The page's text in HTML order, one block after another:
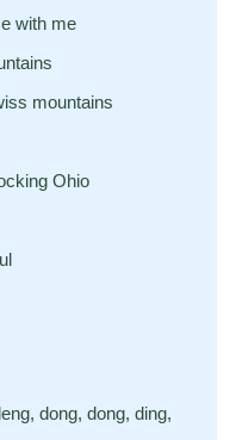
with me
mountains
Ohio
dong, dong, ding,